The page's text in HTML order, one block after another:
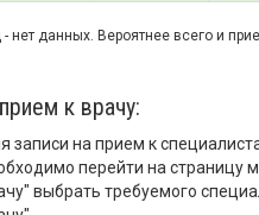
нет данных. Вероятнее всего и
к врачу:
записи на прием к
перейти на страницу
выбрать требуемого